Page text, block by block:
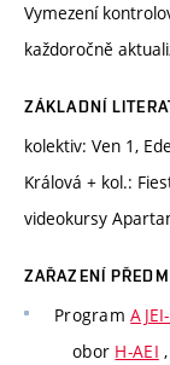
Vymezení
každoročně
ZÁKLADNÍ
kolektiv: Ven 1,
Králová + kol.:
videokursy
ZAŘAZENÍ
Program
obor H-AEI